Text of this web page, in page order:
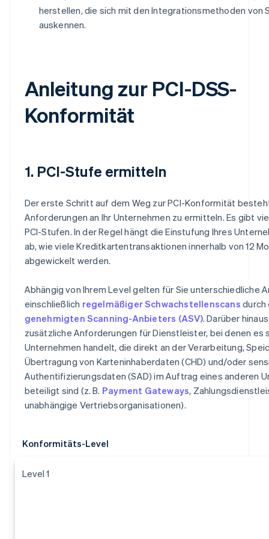
herstellen, die sich mit den Integrationsmethoden von
auskennen.
Anleitung zur PCI-DSS-
Konformität
1. PCI-Stufe ermitteln
Der erste Schritt auf dem Weg zur PCI-Konformität
Anforderungen an Ihr Unternehmen zu ermitteln. Es gibt
PCI-Stufen. In der Regel hängt die Einstufung Ihres
ab, wie viele Kreditkartentransaktionen innerhalb von 12
abgewickelt werden.
Abhängig von Ihrem Level gelten für Sie unterschiedliche
einschließlich regelmäßiger Schwachstellenscans durch
genehmigten Scanning-Anbieters (ASV). Darüber
zusätzliche Anforderungen für Dienstleister, bei denen es
Unternehmen handelt, die direkt an der Verarbeitung,
Übertragung von Karteninhaberdaten (CHD) und/oder
Authentifizierungsdaten (SAD) im Auftrag eines anderen
beteiligt sind (z. B. Payment Gateways,
unabhängige Vertriebsorganisationen).
Konformitäts-Level
Level 1